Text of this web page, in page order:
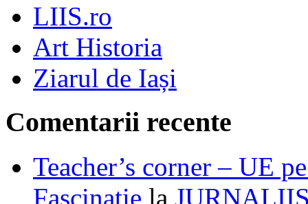
LIIS.ro
Art Historia
Ziarul de Iași
Comentarii recente
Teacher’s corner – UE
Fascinație la